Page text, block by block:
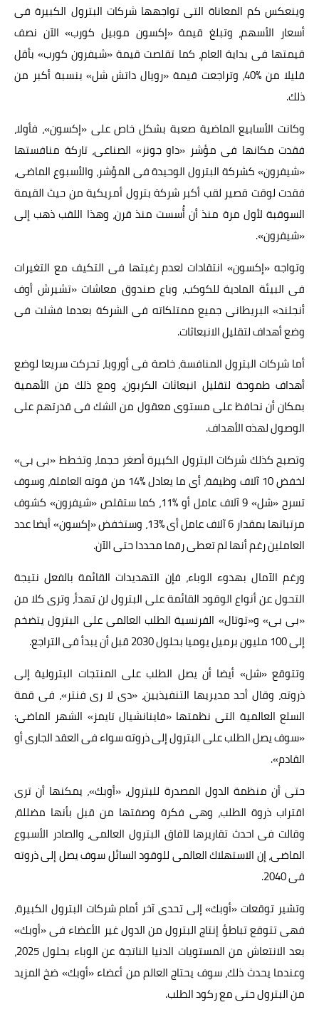
وينعكس كم المعاناة التى تواجهها شركات البترول الكبيرة فى
أسعار الأسهم، وتبلغ قيمة «إكسون موبيل كورب» الآن نصف
قيمتها فى بداية العام، كما تقلصت قيمة «شيفرون كورب» بأقل
قليلا من %40، وتراجعت قيمة «رويال داتش شل» بنسبة أكبر من
ذلك.
وكانت الأسابيع الماضية صعبة بشكل خاص على «إكسون»، فأولا،
فقدت مكانها فى مؤشر «داو جونز» الصناعى، تاركة منافستها
«شيفرون» كشركة البترول الوحيدة فى المؤشر، والأسبوع الماضى،
فقدت لوقت قصير لقب أكبر شركة بترول أمريكية من حيث القيمة
السوقبة لأول مرة منذ أن أُسست منذ قرن، وهذا اللقب ذهب إلى
«شيفرون».
وتواجه «إكسون» انتقادات لعدم رغبتها فى التكيف مع التغيرات
فى البيئة المادية للكوكب، وباع صندوق معاشات «تشيرش أوف
أنجلند» البريطانى جميع ممتلكاته فى الشركة بعدما فشلت فى
وضع أهداف لتقليل الانبعاثات.
أما شركات البترول المنافسة، خاصة فى أوروبا، تحركت سريعا لوضع
أهداف طموحة لتقليل انبعاثات الكربون، ومع ذلك من الأهمية
بمكان أن نحافظ على مستوى معقول من الشك فى قدرتهم على
الوصول لهذه الأهداف.
وتصبح كذلك شركات البترول الكبيرة أصغر حجما، وتخطط «بى بى»
لخفض 10 آلاف وظيفة، أى ما يعادل %14 من قوته العاملة، وسوف
تسرح «شل» 9 آلاف عامل أو %11، كما ستقلص «شيفرون» كشوف
مرتباتها بمقدار 6 آلاف عامل أى %13، وستخفض «إكسون» أيضا عدد
العاملين رغم أنها لم تعطى رقما محددا حتى الآن.
ورغم الآمال بهدوء الوباء، فإن التهديدات القائمة بالفعل نتيجة
التحول عن أنواع الوقود القائمة على البترول لن تهدأ، وترى كلا من
«بى بى» و«توتال» الفرنسية الطلب العالمى على البترول يتضخم
إلى 100 مليون برميل يوميا بحلول 2030 قبل أن يبدأ فى التراجع.
وتتوقع «شل» أيضا أن يصل الطلب على المنتجات البترولية إلى
ذروته، وقال أحد مديريها التنفيذيين، «دى لا رى فنتر»، فى قمة
السلع العالمية التى نظمتها «فاينانشيال تايمز» الشهر الماضى:
«سوف يصل الطلب على البترول إلى ذروته سواء فى العقد الجارى أو
القادم».
حتى أن منظمة الدول المصدرة للبترول، «أوبك»، يمكنها أن ترى
اقتراب ذروة الطلب، وهى فكرة وصفتها من قبل بأنها مضللة،
وقالت فى احدث تقاريرها لآفاق البترول العالمى، والصادر الأسبوع
الماضى، إن الاستهلاك العالمى للوقود السائل سوف يصل إلى ذروته
فى 2040.
وتشير توقعات «أوبك» إلى تحدى آخر أمام شركات البترول الكبيرة،
فهى تتوقع تباطؤ إنتاج البترول من الدول غير الأعضاء فى «أوبك»
بعد الانتعاش من المستويات الدنيا الناتجة عن الوباء بحلول 2025،
وعندما يحدث ذلك، سوف يحتاج العالم من أعضاء «أوبك» ضخ المزيد
من البترول حتى مع ركود الطلب.